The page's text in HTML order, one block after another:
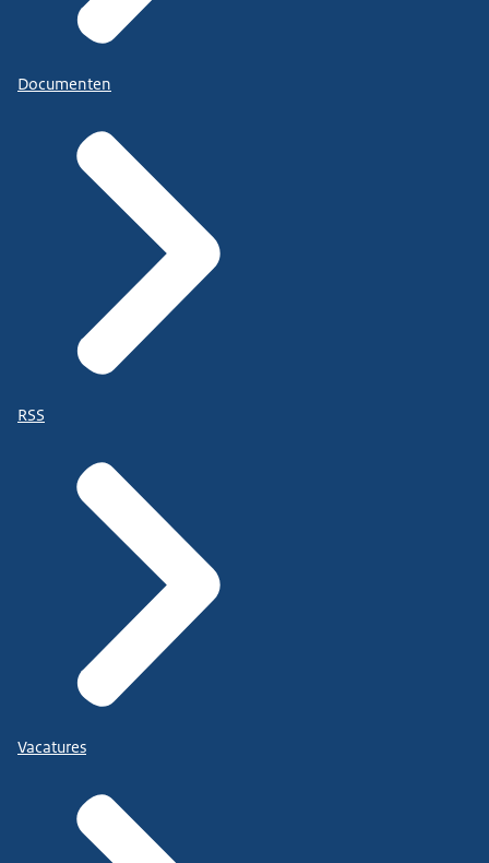
Documenten
RSS
Vacatures